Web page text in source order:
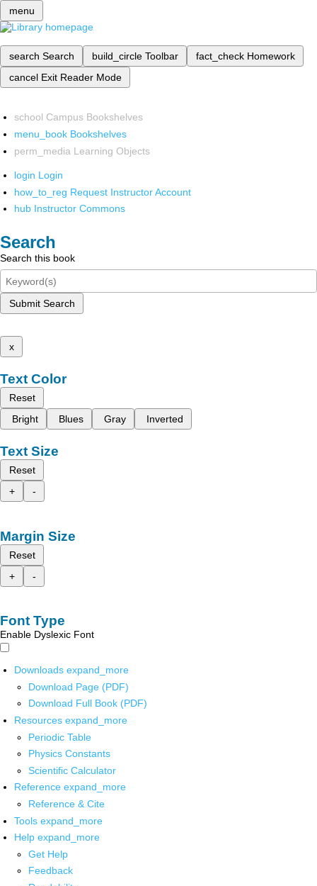
menu
search Search build_circle Toolbar fact_check Homework
cancel Exit Reader Mode
school Campus Bookshelves
menu_book Bookshelves
perm_media Learning Objects
login Login
how_to_reg Request Instructor Account
hub Instructor Commons
Search
Search this book
Submit Search
x
Text Color
Reset
Bright
Blues Gray Inverted
Text Size
Reset
+
-
Margin Size
Reset
+
-
Font Type
Enable Dyslexic Font
Downloads expand_more
Download Page (PDF)
Download Full Book (PDF)
Resources expand_more
Periodic Table
Physics Constants
Scientific Calculator
Reference expand_more
Reference & Cite
Tools expand_more
Help expand_more
Get Help
Feedback